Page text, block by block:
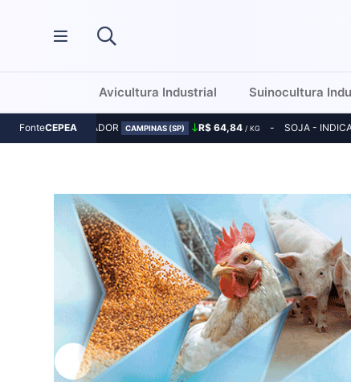
Avicultura Industrial Suinocultura
FonteCEPEA
MILHO - INDICADOR CAMPINAS (SP) R$ 64,84 / KG SOJA -